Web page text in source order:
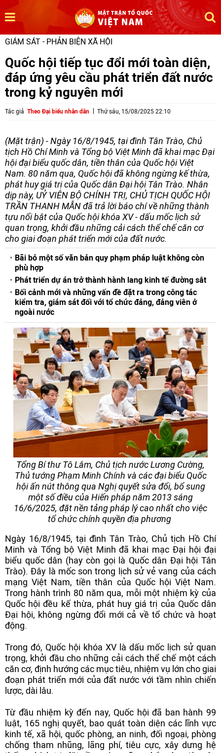
GIÁM SÁT - PHẢN BIỆN XÃ HỘI
Quốc hội tiếp tục đổi mới toàn diện,
đáp ứng yêu cầu phát triển đất nước
trong kỷ nguyên mới
Tác giả Theo Đại biểu nhân dân Thứ sáu, 15/08/2025 22:10
(Mặt trận) - Ngày 16/8/1945, tại đình Tân Trào, Chủ
tịch Hồ Chí Minh và Tổng bộ Việt Minh đã khai mạc Đại
hội đại biểu quốc dân, tiền thân của Quốc hội Việt
Nam. 80 năm qua, Quốc hội đã không ngừng kế thừa,
phát huy giá trị của Quốc dân Đại hội Tân Trào. Nhân
dịp này, UỶ VIÊN BỘ CHÍNH TRỊ, CHỦ TỊCH QUỐC HỘI
TRẦN THANH MẪN đã trả lời báo chí về những thành
tựu nổi bật của Quốc hội khóa XV - dấu mốc lịch sử
quan trọng, khởi đầu những cải cách thể chế căn cơ
cho giai đoạn phát triển mới của đất nước.
Bãi bỏ một số văn bản quy phạm pháp luật không còn
phù hợp
Phát triển dự án trở thành hành lang kinh tế đường sắt
Bối cảnh mới và những vấn đề đặt ra trong công tác
kiểm tra, giám sát đối với tổ chức đảng, đảng viên ở
ngoài nước
Tổng Bí thư Tô Lâm, Chủ tịch nước Lương Cường,
Thủ tướng Phạm Minh Chính và các đại biểu Quốc
hội ấn nút thông qua Nghị quyết sửa đổi, bổ sung
một số điều của Hiến pháp năm 2013 sáng
16/6/2025, đặt nền tảng pháp lý cao nhất cho việc
tổ chức chính quyền địa phương
Ngày 16/8/1945, tại đình Tân Trào, Chủ tịch Hồ Chí
Minh và Tổng bộ Việt Minh đã khai mạc Đại hội đại
biểu quốc dân (hay còn gọi là Quốc dân Đại hội Tân
Trào). Đây là mốc son trong lịch sử vẻ vang của cách
mạng Việt Nam, tiền thân của Quốc hội Việt Nam.
Trong hành trình 80 năm qua, mỗi một nhiệm kỳ của
Quốc hội đều kế thừa, phát huy giá trị của Quốc dân
Đại hội, không ngừng đổi mới cả về tổ chức và hoạt
động.
Trong đó, Quốc hội khóa XV là dấu mốc lịch sử quan
trọng, khởi đầu cho những cải cách thể chế một cách
căn cơ, định hướng các mục tiêu, nhiệm vụ lớn cho giai
đoạn phát triển mới của đất nước với tầm nhìn chiến
lược, dài lâu.
Từ đầu nhiệm kỳ đến nay, Quốc hội đã ban hành 99
luật, 165 nghị quyết, bao quát toàn diện các lĩnh vực
kinh tế, xã hội, quốc phòng, an ninh, đối ngoại, phòng
chống tham nhũng, lãng phí, tiêu cực, xây dưng hệ